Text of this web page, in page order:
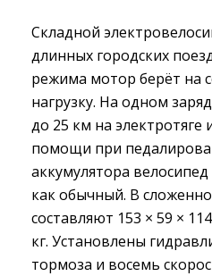
Складной
длинных городских
режима мотор берёт на
нагрузку. На одном
до 25 км на
помощи при
аккумулятора
как обычный. В
составляют 153 × 59 ×
кг. Установлены
тормоза и восемь